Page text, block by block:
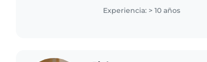
Tengo experiencia..
Experiencia: > 10 años